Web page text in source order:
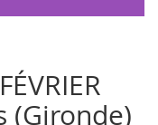
(Gironde)